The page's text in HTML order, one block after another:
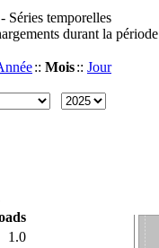
Séries temporelles
durant la période
:: Mois:: Jour
1.0